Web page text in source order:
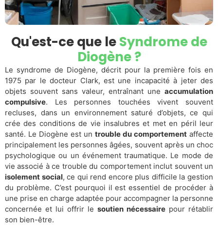
Qu'est-ce que leSyndrome de
Diogène ?
Le syndrome de Diogène, décrit pour la première fois en
1975 par le docteur Clark, est une incapacité à jeter des
objets souvent sans valeur, entraînant une accumulation
compulsive. Les personnes touchées vivent souvent
recluses, dans un environnement saturé d’objets, ce qui
crée des conditions de vie insalubres et met en péril leur
santé. Le Diogène est un trouble du comportement affecte
principalement les personnes âgées, souvent après un choc
psychologique ou un événement traumatique. Le mode de
vie associé à ce trouble du comportement inclut souvent un
isolement social, ce qui rend encore plus difficile la gestion
du problème. C’est pourquoi il est essentiel de procéder à
une prise en charge adaptée pour accompagner la personne
concernée et lui offrir le soutien nécessaire pour rétablir
son bien-être.